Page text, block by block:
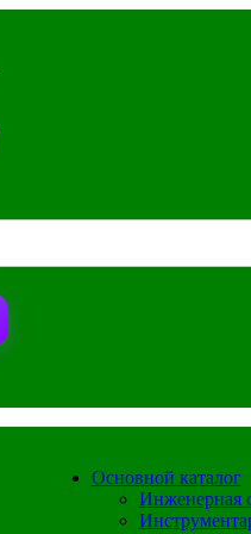
Основной каталог
Инженерная